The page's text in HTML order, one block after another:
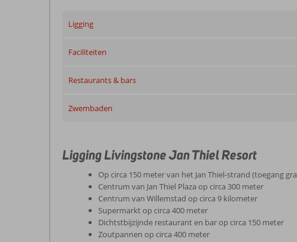
Ligging
Faciliteiten
Restaurants & bars
Zwembaden
Ligging Livingstone Jan Thiel Resort
Op circa 150 meter van het Jan Thiel-strand (toegang
Centrum van Jan Thiel Plaza op circa 300 meter
Centrum van Willemstad op circa 9 kilometer
Supermarkt op circa 400 meter
Dichtstbijzijnde restaurant en bar op circa 150 meter
Zoutpannen op circa 400 meter